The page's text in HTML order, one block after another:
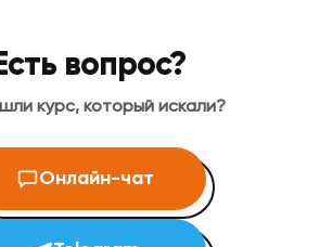
вопрос?
курс, который искали?
Онлайн-чат